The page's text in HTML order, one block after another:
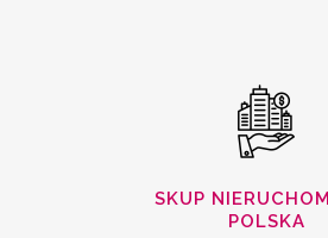
SKUP
POLSKA